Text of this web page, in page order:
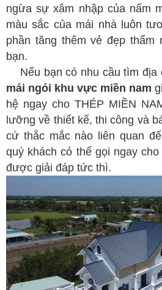
ngừa sự xâm nhập của nấm
màu sắc của mái nhà luôn
phần tăng thêm vẻ đẹp thẩm
bạn.
Nếu bạn có nhu cầu tìm địa
mái ngói khu vực miền nam
hệ ngay cho THÉP MIỀN
lưỡng về thiết kế, thi công và
cứ thắc mắc nào liên quan
quý khách có thể gọi ngay
được giải đáp tức thì.